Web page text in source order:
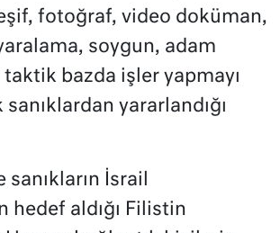
fotoğraf, video doküman,
soygun, adam
taktik bazda işler yapmayı
yararlandığı
sanıkların İsrail
hedef aldığı Filistin